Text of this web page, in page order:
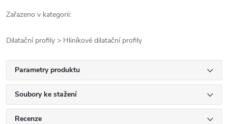
Zařazeno v kategorii:
Dilatační profily > Hliníkové dilatační profily
Parametry produktu
Soubory ke stažení
Recenze